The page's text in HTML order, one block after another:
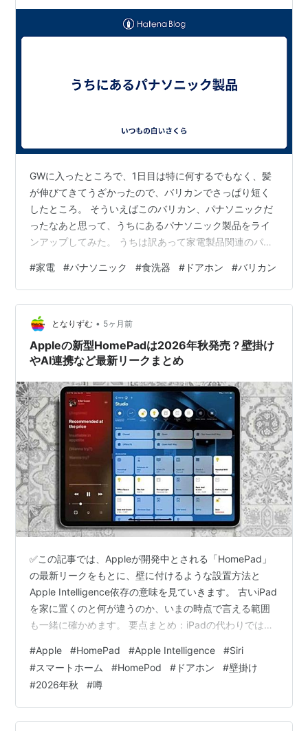
GWに入ったところで、1日目は特に何するでもなく、髪
が伸びてきてうざかったので、バリカンでさっぱり短く
したところ。 そういえばこのバリカン、パナソニックだ
ったなあと思って、うちにあるパナソニック製品をライ
ンアップしてみた。 うちは訳あって家電製品関連のパナ
ソニック製品を選ばなければならなかったものがある。
一つ目は、ビルトイン食洗器。 食洗器は、日本の大手メ
ーカーで発売しているのはパナソニックと三菱電機、あ
とはリンナイが有名なところで、その他は1～2機種を出
しているその他のメーカーがあるぐらいだ。 しかもビル
トインとなると、もうパナソニック1強…
#家電 #パナソニック #食洗器 # ドアホン #バリカン
となりずむ • 5ヶ月前
Appleの新型HomePadは2026年秋発売？壁掛け
やAI連携など最新リークまとめ
✅この記事では、Appleが開発中とされる「HomePad」
の最新リークをもとに、壁に付けるような設置方法と
Apple Intelligence依存の意味を見ていきます。 古いiPad
を家に置くのと何が違うのか、いまの時点で言える範囲
も一緒に確かめます。 要点まとめ：iPadの代わりではな
の輪郭はかなり具体的です iPadではだめなのか：専用機
にする意味は“すぐ触れること”にあります 壁に付く仕組
みは便利そうですが、まだ条件がかなり多いです 注目し
たいポイント：HomePadの本体ではなくApple
Intelligenceの出来で決まりそ…
#Apple #HomePad #Apple Intelligence #Siri
#スマートホーム #HomePod # ドアホン #壁掛け
#2026年秋 #噂